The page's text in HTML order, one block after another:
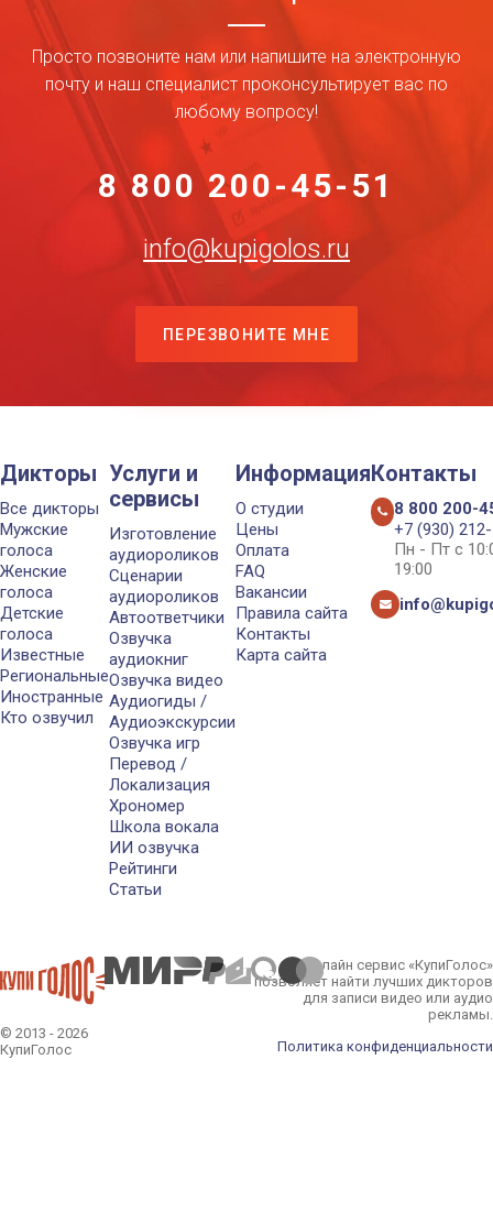
Просто позвоните нам или напишите на электронную
почту и наш специалист проконсультирует вас по
любому вопросу!
8 800 200-45-51
info@kupigolos.ru
ПЕРЕЗВОНИТЕ МНЕ
Дикторы
Все дикторы
Мужские
голоса
Женские
голоса
Детские
голоса
Известные
Региональные
Иностранные
Кто озвучил
Услуги и
сервисы
Изготовление
аудиороликов
Сценарии
аудиороликов
Автоответчики
Озвучка
аудиокниг
Озвучка видео
Аудиогиды /
Аудиоэкскурсии
Озвучка игр
Перевод /
Локализация
Хрономер
Школа вокала
ИИ озвучка
Рейтинги
Статьи
Информация
О студии
Цены
Оплата
FAQ
Вакансии
Правила сайта
Контакты
Карта сайта
Контакты
8 800 200-
+7 (930)
Пн - Пт с
19:00
© 2013 - 2026
КупиГолос
Онлайн сервис «КупиГолос»
позволяет найти лучших дикторов
для записи видео или аудио
рекламы.
Политика конфиденциальности